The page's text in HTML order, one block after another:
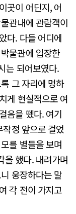
곳이 어딘지, 어
관내에 관람객이
다. 다들 어디에
물관에 입장한
는 되어보였다.
그 자리에 멍하
게 현실적으로 여
음을 뗐다. 여기
정 앞으로 걸었
를 별들을 보며
을 했다. 내려가며
웅장하다는 말
각 전이 가지고